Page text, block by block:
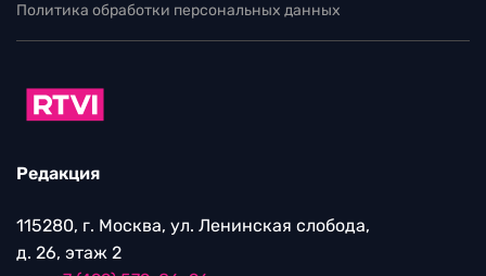
Политика обработки персональных данных
Редакция
115280, г. Москва, ул. Ленинская слобода,
д. 26, этаж 2